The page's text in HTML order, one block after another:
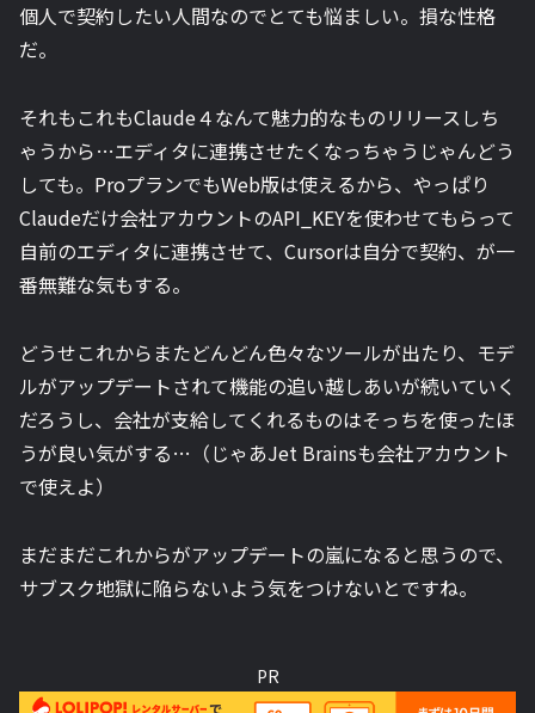
個人で契約したい人間なのでとても悩ましい。損な性格
だ。
それもこれもClaude４なんて魅力的なものリリースしち
ゃうから…エディタに連携させたくなっちゃうじゃんどう
しても。ProプランでもWeb版は使えるから、やっぱり
Claudeだけ会社アカウントのAPI_KEYを使わせてもらって
自前のエディタに連携させて、Cursorは自分で契約、が一
番無難な気もする。
どうせこれからまたどんどん色々なツールが出たり、モデ
ルがアップデートされて機能の追い越しあいが続いていく
だろうし、会社が支給してくれるものはそっちを使ったほ
うが良い気がする…（じゃあJet Brainsも会社アカウント
で使えよ）
まだまだこれからがアップデートの嵐になると思うので、
サブスク地獄に陥らないよう気をつけないとですね。
PR